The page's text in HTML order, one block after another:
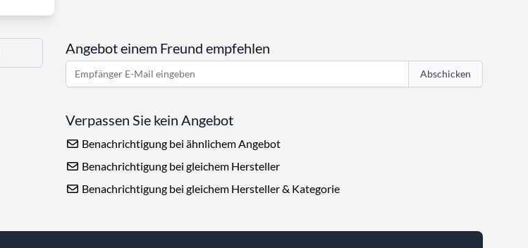
Angebot einem Freund empfehlen
Abschicken
Verpassen Sie kein Angebot
Benachrichtigung bei ähnlichem Angebot
Benachrichtigung bei gleichem Hersteller
Benachrichtigung bei gleichem Hersteller & Kategorie